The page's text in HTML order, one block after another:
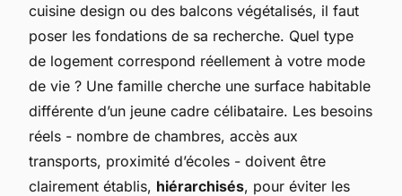
cuisine design ou des balcons végétalisés, il faut
poser les fondations de sa recherche. Quel type
de logement correspond réellement à votre mode
de vie ? Une famille cherche une surface habitable
différente d’un jeune cadre célibataire. Les besoins
réels - nombre de chambres, accès aux
transports, proximité d’écoles - doivent être
clairement établis, hiérarchisés, pour éviter les